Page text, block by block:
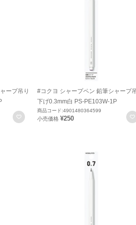
ープ吊り
お気に入りに登録
#コクヨ シャープペン 鉛筆シャープ
下げ0.3mm白 PS-PE103W-1P
商品コード:4901480364599
小売価格 ¥250